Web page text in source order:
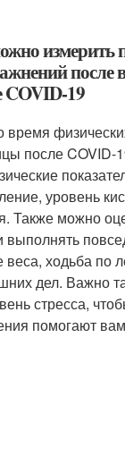
измерить
после
COVID-19
время
после COVID-
уровень
Также можно
выполнять
веса, ходьба по
дел. Важно
стресса,
помогают